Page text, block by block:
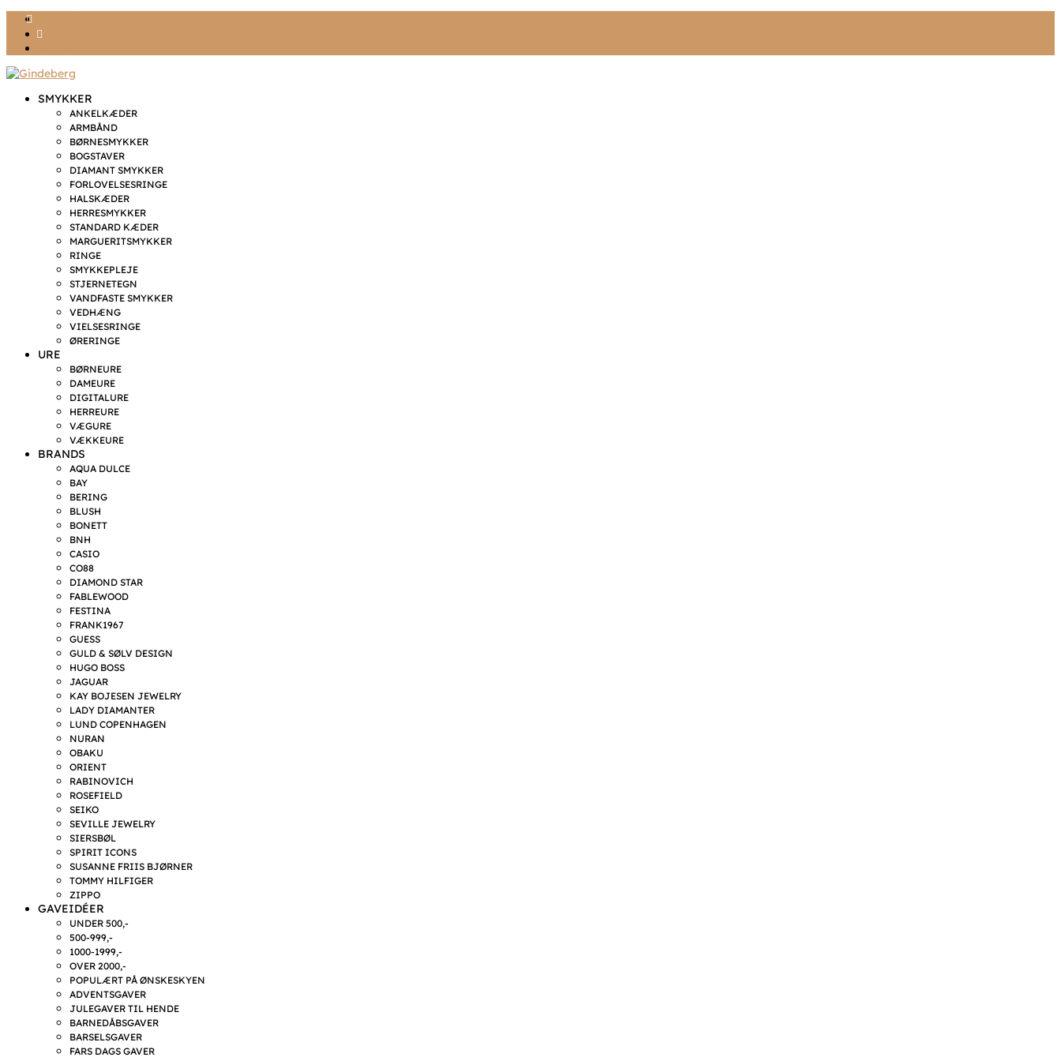
SMYKKER
ANKELKÆDER
ARMBÅND
BØRNESMYKKER
BOGSTAVER
DIAMANT SMYKKER
FORLOVELSESRINGE
HALSKÆDER
HERRESMYKKER
STANDARD KÆDER
MARGUERITSMYKKER
RINGE
SMYKKEPLEJE
STJERNETEGN
VANDFASTE SMYKKER
VEDHÆNG
VIELSESRINGE
ØRERINGE
URE
BØRNEURE
DAMEURE
DIGITALURE
HERREURE
VÆGURE
VÆKKEURE
BRANDS
AQUA DULCE
BAY
BERING
BLUSH
BONETT
BNH
CASIO
CO88
DIAMOND STAR
FABLEWOOD
FESTINA
FRANK1967
GUESS
GULD & SØLV DESIGN
HUGO BOSS
JAGUAR
KAY BOJESEN JEWELRY
LADY DIAMANTER
LUND COPENHAGEN
NURAN
OBAKU
ORIENT
RABINOVICH
ROSEFIELD
SEIKO
SEVILLE JEWELRY
SIERSBØL
SPIRIT ICONS
SUSANNE FRIIS BJØRNER
TOMMY HILFIGER
ZIPPO
GAVEIDÉER
UNDER 500,-
500-999,-
1000-1999,-
OVER 2000,-
POPULÆRT PÅ ØNSKESKYEN
ADVENTSGAVER
JULEGAVER TIL HENDE
BARNEDÅBSGAVER
BARSELSGAVER
FARS DAGS GAVER